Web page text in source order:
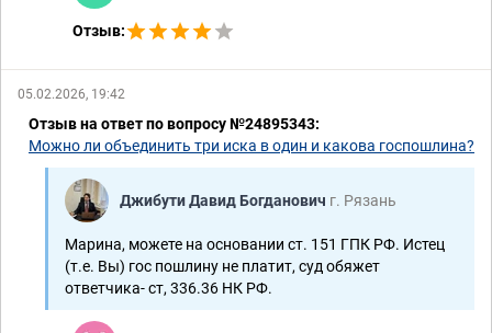
Отзыв:
05.02.2026, 19:42
Отзыв на ответ по вопросу №24895343:
Можно ли объединить три иска в один и какова госпошлина?
Джибути Давид Богданович г. Рязань
Марина, можете на основании ст. 151 ГПК РФ. Истец
(т.е. Вы) гос пошлину не платит, суд обяжет
ответчика- ст, 336.36 НК РФ.